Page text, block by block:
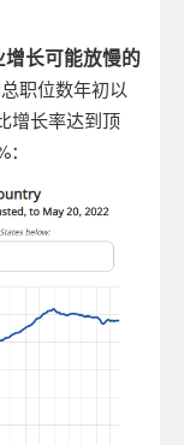
长可能放慢的
职位数年初以
增长率达到顶
：